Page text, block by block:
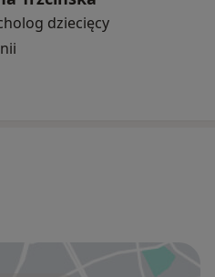
dziecięcy